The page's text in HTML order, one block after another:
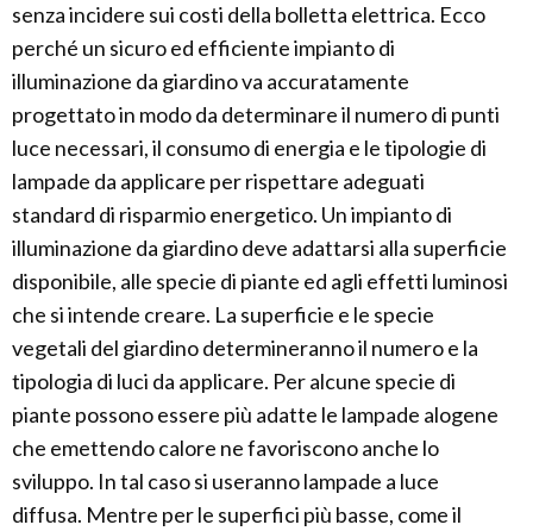
senza incidere sui costi della bolletta elettrica. Ecco
perché un sicuro ed efficiente impianto di
illuminazione da giardino va accuratamente
progettato in modo da determinare il numero di punti
luce necessari, il consumo di energia e le tipologie di
lampade da applicare per rispettare adeguati
standard di risparmio energetico. Un impianto di
illuminazione da giardino deve adattarsi alla superficie
disponibile, alle specie di piante ed agli effetti luminosi
che si intende creare. La superficie e le specie
vegetali del giardino determineranno il numero e la
tipologia di luci da applicare. Per alcune specie di
piante possono essere più adatte le lampade alogene
che emettendo calore ne favoriscono anche lo
sviluppo. In tal caso si useranno lampade a luce
diffusa. Mentre per le superfici più basse, come il